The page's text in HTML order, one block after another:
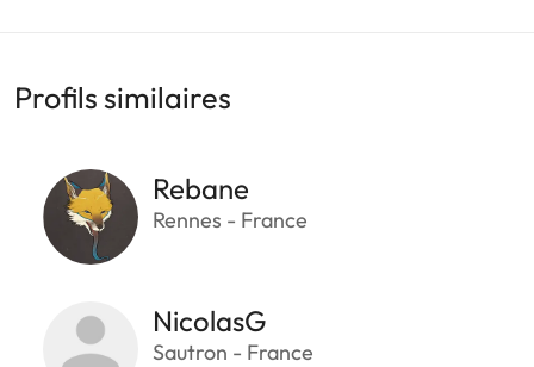
Profils similaires
Rebane
Rennes - France
NicolasG
Sautron - France